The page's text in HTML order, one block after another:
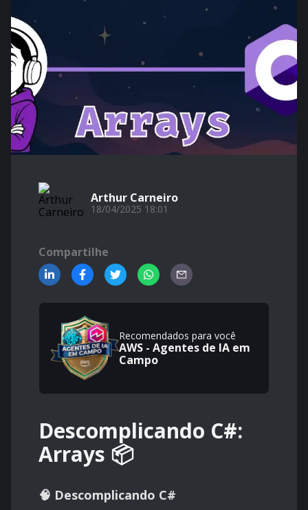
Arthur Carneiro
18/04/2025 18:01
Compartilhe
Recomendados para você
AWS - Agentes de IA em
Campo
Descomplicando C#:
Arrays 📦
🧠 Descomplicando C#